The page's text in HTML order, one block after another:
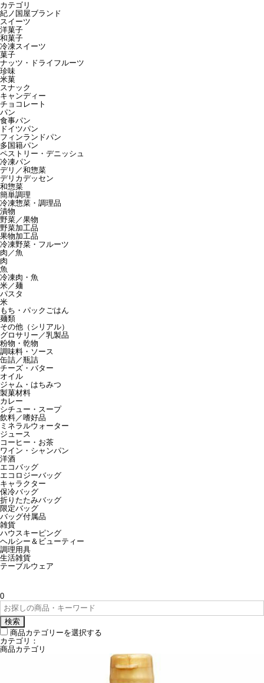
カテゴリ
紀ノ国屋ブランド
スイーツ
洋菓子
和菓子
冷凍スイーツ
菓子
ナッツ・ドライフルーツ
珍味
米菓
スナック
キャンディー
チョコレート
パン
食事パン
ドイツパン
フィンランドパン
多国籍パン
ペストリー・デニッシュ
冷凍パン
デリ／和惣菜
デリカデッセン
和惣菜
簡単調理
冷凍惣菜・調理品
漬物
野菜／果物
野菜加工品
果物加工品
冷凍野菜・フルーツ
肉／魚
肉
魚
冷凍肉・魚
米／麺
パスタ
米
もち・パックごはん
麺類
その他（シリアル）
グロサリー／乳製品
粉物・乾物
調味料・ソース
缶詰／瓶詰
チーズ・バター
オイル
ジャム・はちみつ
製菓材料
カレー
シチュー・スープ
飲料／嗜好品
ミネラルウォーター
ジュース
コーヒー・お茶
ワイン・シャンパン
洋酒
エコバッグ
エコロジーバッグ
キャラクター
保冷バッグ
折りたたみバッグ
限定バッグ
バッグ付属品
雑貨
ハウスキーピング
ヘルシー＆ビューティー
調理用具
生活雑貨
テーブルウェア
0
検索
商品カテゴリーを選択する
カテゴリ：
商品カテゴリ